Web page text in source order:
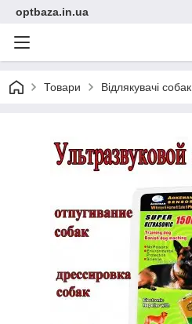
optbaza.in.ua
Товари Відлякувачі собак